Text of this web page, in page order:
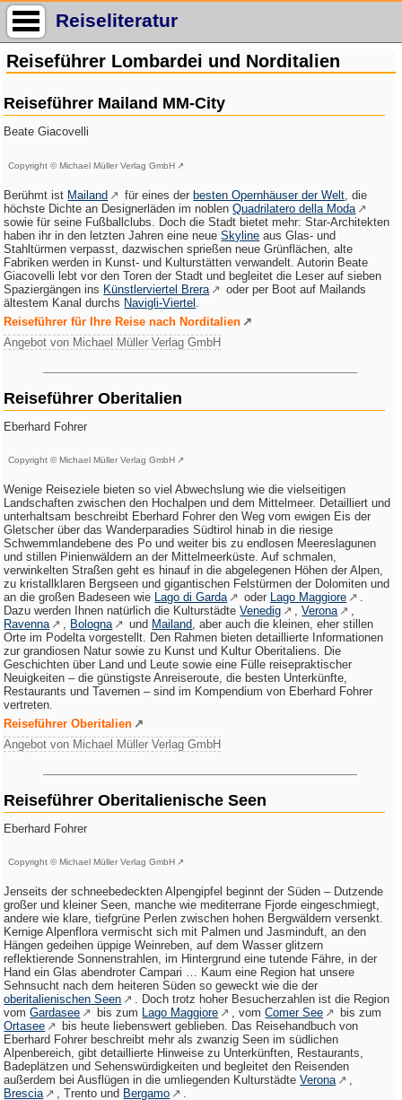
Reiseliteratur
Reiseführer Lombardei und Norditalien
Reiseführer Mailand MM-City
Beate Giacovelli
Copyright © Michael Müller Verlag GmbH
Berühmt ist Mailand für eines der besten Opernhäuser der Welt , die
höchste Dichte an Designerläden im noblenQuadrilatero della Moda
sowie für seine Fußballclubs. Doch die Stadt bietet mehr: Star-Architekten
haben ihr in den letzten Jahren eine neueSkyline aus Glas- und
Stahltürmen verpasst, dazwischen sprießen neue Grünflächen, alte
Fabriken werden in Kunst- und Kulturstätten verwandelt. Autorin Beate
Giacovelli lebt vor den Toren der Stadt und begleitet die Leser auf sieben
Spaziergängen ins Künstlerviertel Brera
oder per Boot auf Mailands
ältestem Kanal durchs Navigli-Viertel
Reiseführer für Ihre Reise nach Norditalien
Angebot von Michael Müller Verlag GmbH
Reiseführer Oberitalien
Eberhard Fohrer
Copyright © Michael Müller Verlag GmbH
Wenige Reiseziele bieten so viel Abwechslung wie die vielseitigen
Landschaften zwischen den Hochalpen und dem Mittelmeer. Detailliert und
unterhaltsam beschreibt Eberhard Fohrer den Weg vom ewigen Eis der
Gletscher über das Wanderparadies Südtirol hinab in die riesige
Schwemmlandebene des Po und weiter bis zu endlosen Meereslagunen
und stillen Pinienwäldern an der Mittelmeerküste. Auf schmalen,
verwinkelten Straßen geht es hinauf in die abgelegenen Höhen der Alpen,
zu kristallklaren Bergseen und gigantischen Felstürmen der Dolomiten und
an die großen Badeseen wie
Lago di Garda oder Lago Maggiore
Dazu werden Ihnen natürlich die KulturstädteVenedig ,Verona
Ravenna
Bologna und Mailand , aber auch die kleinen, eher stillen
Orte im Podelta vorgestellt. Den Rahmen bieten detaillierte Informationen
zur grandiosen Natur sowie zu Kunst und Kultur Oberitaliens. Die
Geschichten über Land und Leute sowie eine Fülle reisepraktischer
Neuigkeiten – die günstigste Anreiseroute, die besten Unterkünfte,
Restaurants und Tavernen – sind im Kompendium von Eberhard Fohrer
vertreten.
Reiseführer Oberitalien
Angebot von Michael Müller Verlag GmbH
Reiseführer Oberitalienische Seen
Eberhard Fohrer
Copyright © Michael Müller Verlag GmbH
Jenseits der schneebedeckten Alpengipfel beginnt der Süden – Dutzende
großer und kleiner Seen, manche wie mediterrane Fjorde eingeschmiegt,
andere wie klare, tiefgrüne Perlen zwischen hohen Bergwäldern versenkt.
Kernige Alpenflora vermischt sich mit Palmen und Jasminduft, an den
Hängen gedeihen üppige Weinreben, auf dem Wasser glitzern
reflektierende Sonnenstrahlen, im Hintergrund eine tutende Fähre, in der
Hand ein Glas abendroter Campari … Kaum eine Region hat unsere
Sehnsucht nach dem heiteren Süden so geweckt wie die der
oberitalienischen Seen
. Doch trotz hoher Besucherzahlen ist die Region
vomGardasee bis zum Lago Maggiore , vomComer See
bis zum
Ortasee
bis heute liebenswert geblieben. Das Reisehandbuch von
Eberhard Fohrer beschreibt mehr als zwanzig Seen im südlichen
Alpenbereich, gibt detaillierte Hinweise zu Unterkünften, Restaurants,
Badeplätzen und Sehenswürdigkeiten und begleitet den Reisenden
außerdem bei Ausflügen in die umliegenden KulturstädteVerona
,
Brescia
, Trento und Bergamo
.